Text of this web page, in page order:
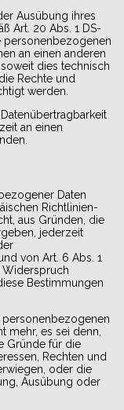
Ausübung ihres
Art. 20 Abs. 1 DS-
personenbezogenen
an einen anderen
dies technisch
Rechte und
werden.
an einen
Daten
Richtlinien-
aus Gründen, die
jederzeit
von Art. 6 Abs. 1
Widerspruch
Bestimmungen
personenbezogenen
mehr, es sei denn,
Gründe für die
Rechten und
oder die
Ausübung oder